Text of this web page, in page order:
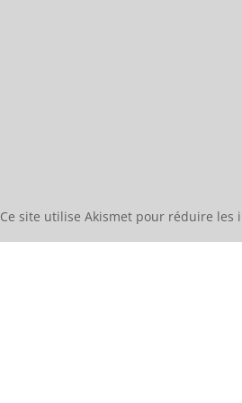
Ce site utilise Akismet pour réduire les